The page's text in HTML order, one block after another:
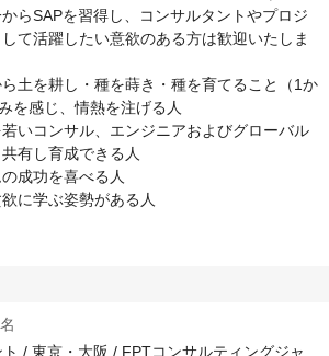
らSAPを習得し、コンサルタントやプロジ
て活躍したい意欲のある方は歓迎いたしま
ら土を耕し・種を蒔き・種を育てること（1か
を感じ、情熱を注げる人
若いコンサル、エンジニアおよびグローバル
有し育成できる人
成功を喜べる人
に学ぶ姿勢がある人
/ 東京・大阪 / FPTコンサルティングジャ